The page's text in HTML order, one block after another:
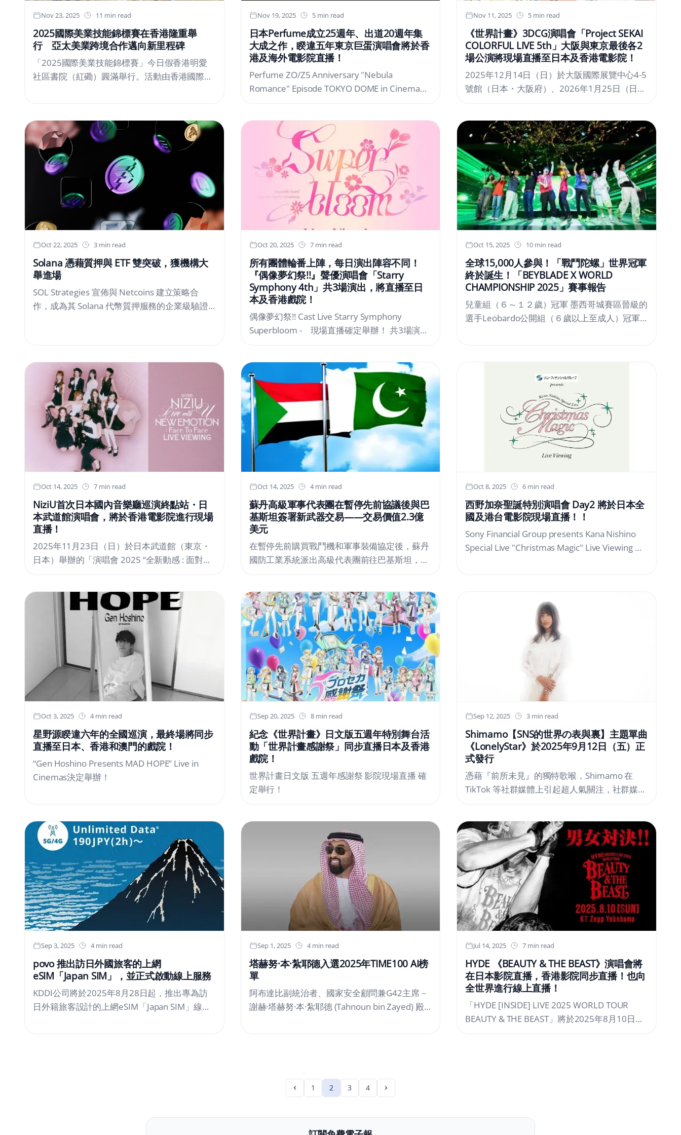
Nov 23, 2025 11 min read
2025國際美業技能錦標賽在香港隆重舉
行 亞太美業跨境合作邁向新里程碑
「2025國際美業技能錦標賽」今日假香港明愛
社區書院（紅磡）圓滿舉行。活動由香港國際專
Nov 19, 2025 5 min read
日本Perfume成立25週年、出道20週年集
大成之作，睽違五年東京巨蛋演唱會將於香
港及海外電影院直播！
Perfume ZO/Z5 Anniversary "Nebula
Romance" Episode TOKYO DOME in Cinema決
Nov 11, 2025 5 min read
《世界計畫》3DCG演唱會「Project SEKAI
COLORFUL LIVE 5th」大阪與東京最後各2
場公演將現場直播至日本及香港電影院！
2025年12月14日（日）於大阪國際展覽中心4-5
號館（日本・大阪府）、2026年1月25日（日）
Frontier – 」日場與夜場公演
Oct 22, 2025 3 min read
Solana 憑藉質押與 ETF 雙突破，獲機構大
舉進場
SOL Strategies 宣佈與 Netcoins 建立策略合
作，成為其 Solana 代幣質押服務的企業級驗證
Strategies 營運總監 Andrew McDonald 指出：
「受規管交易所如 Netcoins 需要兼具高收益技
術和合規框架的夥伴，我們的驗證人系統正是為
此而建。」Netcoins....
Oct 20, 2025 7 min read
所有團體輪番上陣，每日演出陣容不同！
『偶像夢幻祭!!』聲優演唱會「Starry
Symphony 4th」共3場演出，將直播至日
本及香港戲院！
偶像夢幻祭!! Cast Live Starry Symphony
Superbloom - 現場直播確定舉辦！ 共3場演
Oct 15, 2025 10 min read
全球15,000人參與！「戰鬥陀螺」世界冠軍
終於誕生！「BEYBLADE X WORLD
CHAMPIONSHIP 2025」賽事報告
兒童組（６～１２歲）冠軍 墨西哥城賽區晉級的
選手Leobardo公開組（６歲以上至成人）冠軍
０月１１日（六）與１２日（日）兩日間，在東
京塔「RED° TOKYO TOWER」舉辦現代陀螺
《BEYBLADE X（戰鬥陀螺X）》系列首次世界大
賽——「BEYBLADE X WORLD CHAMPIONSHIP
２０２５」。本次賽事的預選賽於全球２１個地
區舉行，共吸引年齡介於６歲至６７歲的１５,０
００名選手報名參加。最終，從激烈角逐中脫穎
——日本，展開爭奪世界冠軍的巔峰對決。 本
球陀螺玩家之間的國際交流平台。活動於「東京
塔」舉辦，並面向全球進行即時直播，兩日賽事
的總觀看次數約達１９萬次。來自墨西哥城賽區
的 Leobardo 選手奪得兒童組（６～１２歲）冠
Company, Ltd. 社長富山彰夫表示：「來自世界
各地的選手所展現出的勇氣，為世界帶來了夢
想。每當你們懷著熱情與喜悅，以屬於自己的風
格發射陀螺的那一刻，你們都是閃耀光芒的陀螺
戰士。希望你們能與透過『戰鬥陀螺』結緣的夥
伴們，一同朝著未來持續閃耀前行。」他以這番
話，為本次世界大賽劃下圓滿句點。兒童組選手
合影（前三名）公開組選手合影（前三名）大會
首日，也就是１０月１１日（六），兒童組（６
～１２歲）共有１９名選手參賽，公開組（６歲
以上至成人）則有１４名選手登場。比賽初期，
選手們雖略顯緊張，但隨著對戰進行逐漸熟絡。
在場上，晉級選手主動鼓勵惜敗的對手，現場出
現了跨越語言與世代的真摯交流與友情瞬間。■
兒童組 決賽由 Leobardo 與 Balya 展開最終對
Oct 14, 2025 7 min read
NiziU首次日本國內音樂廳巡演終點站・日
本武道館演唱會，將於香港電影院進行現場
直播！
2025年11月23日（日）於日本武道館（東京・
日本）舉辦的「演唱會 2025 “全新動感 : 面對
今年9月起展開首場日本國內音樂廳巡演！本次
巡演橫跨日本全國21個城市、23個場館、共32
場演出，創下「NiziU史上最大規模」紀錄。演
出消息公布後即在粉絲間引發熱烈討論，門票申
請瞬間湧入，所有場次迅速售罄。正如巡演主題
所示，本次演出不僅能窺見成員們嶄新的一面，
更以「成員與觀眾超近距離互動」為魅力所在。
這場作為巡演最終場的日本武道館公演盛況，將
透過現場直播同步傳送至日本及香港的電影院！
電影院內也可以使用手機錄影或拍照。與NiziU
和WithU一同創造美好的秋季回憶吧！★ 本次巡
演中，在主辦方特別同意開放拍攝的特定曲目
時，電影院內也可以使用手機錄影或拍照。關於
燈進行拍攝。拍攝時，為避免造成周遭觀眾的困
擾，請勿將拍攝設備高舉過頭。此外，若工作人
員判定您的行為對其他觀眾造成干擾，將可能要
求您離場。若發現於非開放拍攝的曲目進行拍
攝，我們將刪除相關資料並要求您立即退場。可
使用的拍攝設備僅限「行動電話」或「智慧型手
機」。嚴禁使用專業器材進行拍攝（如：數位相
機、單眼相機、平板電腦的相機功能等），同時
也禁止使用任何攝影輔助器材（如：單腳架、三
腳架、腳凳、迷你腳架、自拍棒等）。 ■ NiziU
官方網站：https://niziu.com■ NiziU Live with U
2025 “NEW EMOTION : Face To Face” 官方網
站：https://niziu.com/livewithu2025■ Official
Comment Video “NiziU Live....
Oct 14, 2025 4 min read
蘇丹高級軍事代表團在暫停先前協議後與巴
基斯坦簽署新武器交易——交易價值2.3億
美元
在暫停先前購買戰鬥機和軍事裝備協定後，蘇丹
國防工業系統派出高級代表團前往巴基斯坦，簽
年8月24日首份協議因技術和政治障礙而無法完
成的相關事態發展之後。根據巴基斯坦網站“the
current”的報導，該代表團由國防工業系統主任
米爾加尼·伊德里斯少將領導，他受到美國和歐洲
的限制和制裁。該代表團包括多名高級軍事和安
全官員，其中有：馬吉迪·易卜拉欣中將，參謀長
副手；穆罕默德·阿裡·薩比爾中將，軍事情報負
責人；穆塔西姆·阿卜杜拉·哈吉準將，國防工業
系統產品開發和國防服務副總監；此外還有工程
師阿卜杜勒·阿裡姆·塔伊布·阿瓦德上校，薩法特
航空集團執行總裁。該代表團在伊斯蘭馬巴德會
見了聯邦國防生產部長穆罕默德·裡紮·海亞特·哈
拉傑先生，以敲定談判並簽署新合同條款。相關
方解釋稱，先前協議的修改源於中國拒絕出口
HQ-9和HQ-16型防空系統，因為這些系統為中
國家供應。此外，MiG-21飛機的發動機和導航設
備銷售也變得不可能，因為協力廠商國家拒絕向
巴基斯坦供應這些關鍵部件，從而促使對協議進
行重新制定，並用可用替代品替換其組成部分。
新合同規定供應武器和裝備套件，包括：30架K-
8教練/攻擊機、40架Shahpar-2無人機、200架
MR-10無人機，以及230輛ASV Mohafiz-IV裝甲
車。該交易總價值約2.3億美元。在後勤方面，
雙方同意飛機和裝甲車將交付至蘇丹港，而無人
機將交付至瓦迪·賽伊德納基地，按照雙方商定的
時間表。這一交易組成部分的轉變反映了雙方在
應對國際限制和供應鏈方面的重新談判和適應能
力。新交易引發了對安全和地區影響的質疑，特
別是鑒於國防工業系統領導層面臨的國際制裁，
以及需要監測這些裝備的維護、操作和培訓機
Oct 8, 2025 6 min read
西野加奈聖誕特別演唱會 Day2 將於日本全
國及港台電影院現場直播！！
Sony Financial Group presents Kana Nishino
Special Live "Christmas Magic" Live Viewing 確
Oct 3, 2025 4 min read
星野源睽違六年的全國巡演，最終場將同步
直播至日本、香港和澳門的戲院！
“Gen Hoshino Presents MAD HOPE” Live in
Cinemas決定舉辦！
Sep 20, 2025 8 min read
紀念《世界計畫》日文版五週年特別舞台活
動「世界計畫感謝祭」同步直播日本及香港
戲院！
世界計畫日文版 五週年感謝祭 影院現場直播 確
定舉行！
Sep 12, 2025 3 min read
Shimamo【SNS的世界の表與裏】主題單曲
《LonelyStar》於2025年9月12日（五）正
式發行
憑藉『前所未見』的獨特歌喉，Shimamo 在
TikTok 等社群媒體上引起超人氣關注，社群媒體
Sep 3, 2025 4 min read
povo 推出訪日外國旅客的上網
eSIM「Japan SIM」，並正式啟動線上服務
KDDI公司將於2025年8月28日起，推出專為訪
日外籍旅客設計的上網eSIM「Japan SIM」線上
合的流量方案，廣受海外旅客好評！即日起開放
Sep 1, 2025 4 min read
塔赫努·本·紮耶德入選2025年TIME100 AI榜
單
阿布達比副統治者、國家安全顧問兼G42主席－
謝赫·塔赫努·本·紮耶德 (Tahnoun bin Zayed) 殿
的合作，建立了全球人工智慧超級電腦組
在近期多項舉措中的角色：“今年3月，謝赫·塔赫
努·本·紮耶德殿下與美國總統唐納德·特朗普會面
Jul 14, 2025 7 min read
HYDE 《BEAUTY & THE BEAST》演唱會將
在日本影院直播，香港影院同步直播！也向
全世界進行線上直播！
「HYDE [INSIDE] LIVE 2025 WORLD TOUR
BEAUTY & THE BEAST」將於2025年8月10日
LIVE 2024 WORLD TOUR》。今年的巡演作為該
1 2 3 4